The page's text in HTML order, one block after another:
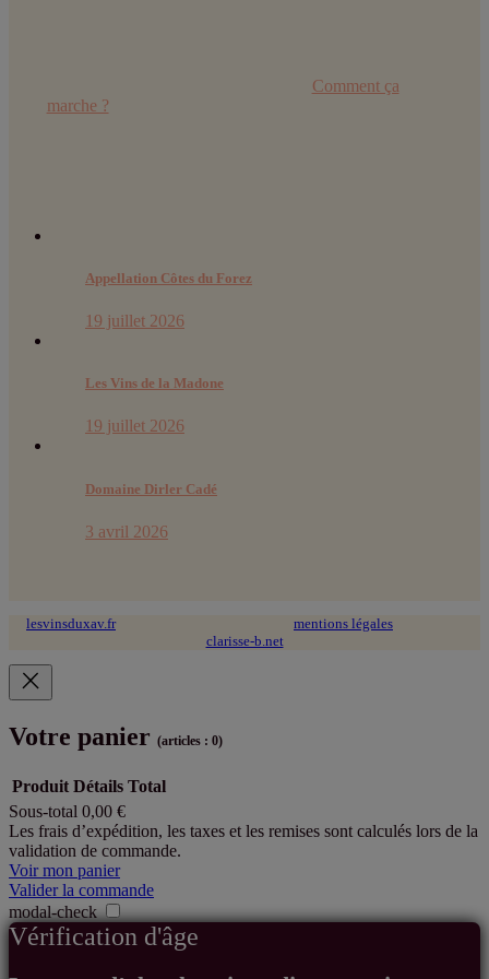
Comment ça
marche ?
Appellation Côtes du Forez
19 juillet 2026
Les Vins de la Madone
19 juillet 2026
Domaine Dirler Cadé
3 avril 2026
lesvinsduxav.fr© 2024 tous droits réservés ~ mentions légales
clarisse-b.net
Votre panier (articles : 0)
Produits
dans
le
panier
Produit Détails Total
Sous-total 0,00 €
Les frais d’expédition, les taxes et les remises sont calculés lors de la
validation de commande.
Voir mon panier
Valider la commande
modal-check
Vérification d'âge